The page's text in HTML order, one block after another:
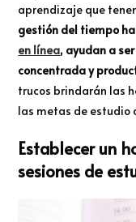
aprendizaje que
gestión del tiempo
en línea, ayudan a
concentrada y
trucos brindarán las
las metas de estudio
Establecer un
sesiones de